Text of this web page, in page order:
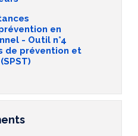
en
- Outil n°4
de prévention et